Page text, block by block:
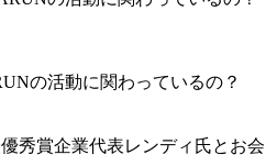
の活動に関わっているの？